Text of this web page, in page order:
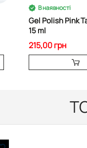
В наявності
Gel Polish Pink
15 ml
215,00 грн